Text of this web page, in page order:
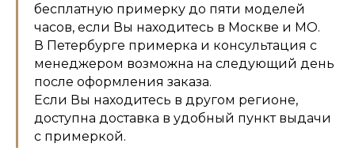
бесплатную примерку до пяти моделей
часов, если Вы находитесь в Москве и МО.
В Петербурге примерка и консультация с
менеджером возможна на следующий день
после оформления заказа.
Если Вы находитесь в другом регионе,
доступна доставка в удобный пункт выдачи
с примеркой.